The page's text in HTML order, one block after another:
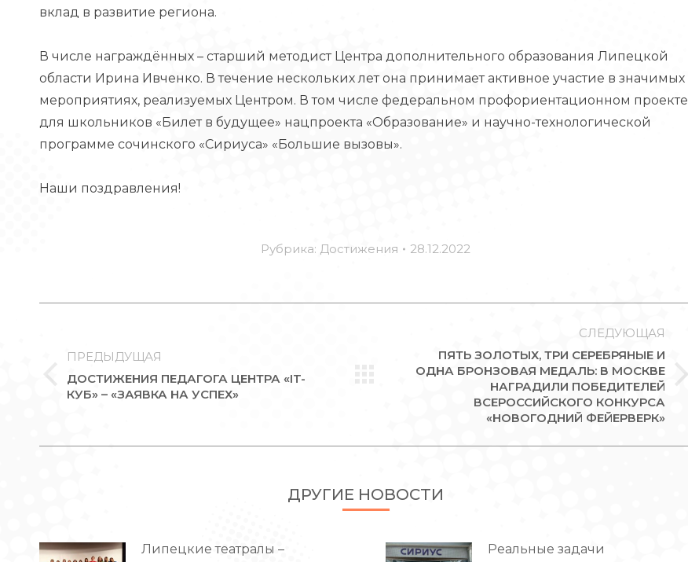
вклад в развитие региона.
В числе награждённых – старший методист Центра дополнительного образования Липецкой
области Ирина Ивченко. В течение нескольких лет она принимает активное участие в значимых
мероприятиях, реализуемых Центром. В том числе федеральном профориентационном проекте
для школьников «Билет в будущее» нацпроекта «Образование» и научно-технологической
программе сочинского «Сириуса» «Большие вызовы».
Наши поздравления!
Рубрика: Достижения 28.12.2022
ЗАПИСЯМ
ПРЕДЫДУЩАЯ
Предыдущая
ДОСТИЖЕНИЯ ПЕДАГОГА ЦЕНТРА «IT-
КУБ» – «ЗАЯВКА НА УСПЕХ»
СЛЕДУЮЩАЯ
ПЯТЬ ЗОЛОТЫХ, ТРИ СЕРЕБРЯНЫЕ И
ОДНА БРОНЗОВАЯ МЕДАЛЬ: В МОСКВЕ
НАГРАДИЛИ ПОБЕДИТЕЛЕЙ
ВСЕРОССИЙСКОГО КОНКУРСА
«НОВОГОДНИЙ ФЕЙЕРВЕРК»
ДРУГИЕ НОВОСТИ
Липецкие театралы –
Реальные задачи